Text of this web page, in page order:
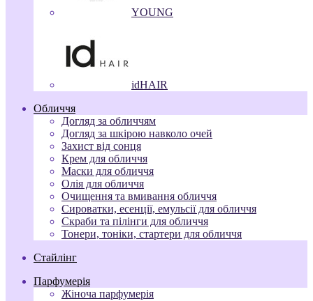
YOUNG
idHAIR
Обличчя
Догляд за обличчям
Догляд за шкірою навколо очей
Захист від сонця
Крем для обличчя
Маски для обличчя
Олія для обличчя
Очищення та вмивання обличчя
Сироватки, есенції, емульсії для обличчя
Скраби та пілінги для обличчя
Тонери, тоніки, стартери для обличчя
Стайлінг
Парфумерія
Жіноча парфумерія